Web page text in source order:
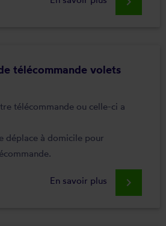
télécommande volets
télécommande ou celle-ci a
déplace à domicile pour
En savoir plus keyboard_arrow_right